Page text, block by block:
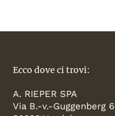
Ecco dove ci trovi:
A. RIEPER SPA
Via B.-v.-Guggenberg 6